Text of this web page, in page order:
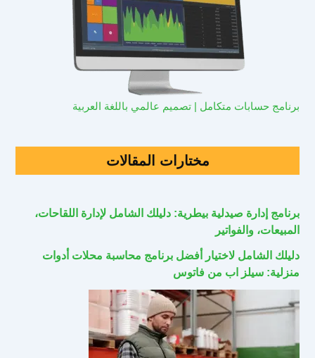
برنامج حسابات متكامل | تصميم عالمي باللغة العربية
مختارات المقالات
برنامج إدارة صيدلية بيطرية: دليلك الشامل لإدارة اللقاحات،
المبيعات، والفواتير
دليلك الشامل لاختيار أفضل برنامج محاسبة محلات أدوات
منزلية: سيلز اب من فاتوس